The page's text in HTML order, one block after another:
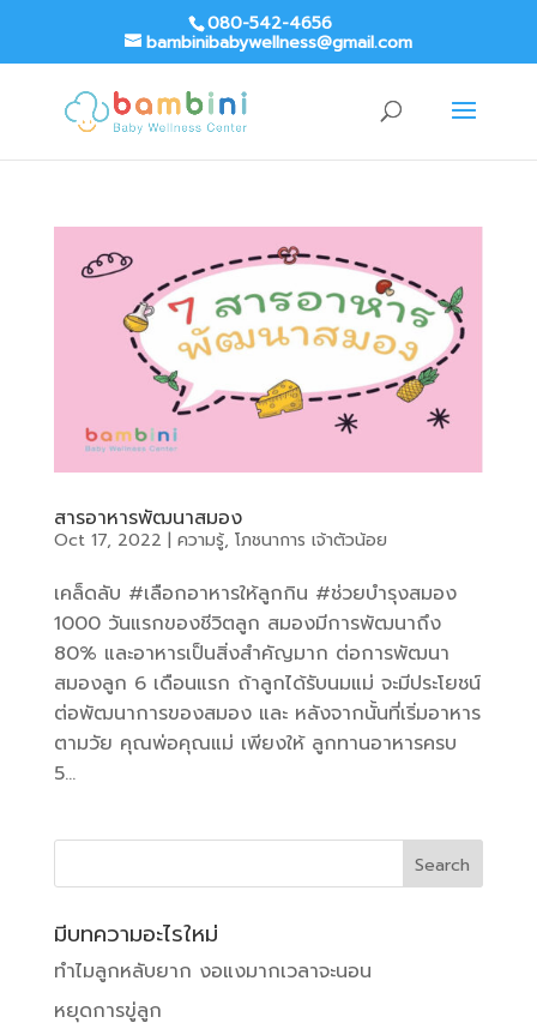
080-542-4656
bambinibabywellness@gmail.com
สารอาหารพัฒนาสมอง
Oct 17, 2022 | ความรู้, โภชนาการ เจ้าตัวน้อย
เคล็ดลับ #เลือกอาหารให้ลูกกิน #ช่วยบำรุงสมอง
1000 วันแรกของชีวิตลูก สมองมีการพัฒนาถึง
80% และอาหารเป็นสิ่งสำคัญมาก ต่อการพัฒนา
สมองลูก 6 เดือนแรก ถ้าลูกได้รับนมแม่ จะมีประโยชน์
ต่อพัฒนาการของสมอง และ หลังจากนั้นที่เริ่มอาหาร
ตามวัย คุณพ่อคุณแม่ เพียงให้ ลูกทานอาหารครบ
5...
มีบทความอะไรใหม่
ทำไมลูกหลับยาก งอแงมากเวลาจะนอน
หยุดการขู่ลูก